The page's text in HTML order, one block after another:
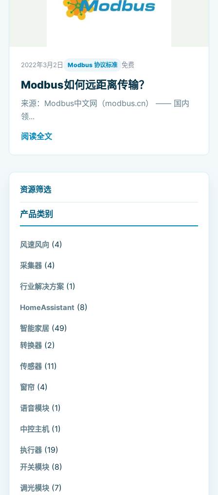
2022年3月2日 Modbus 协议标准 免费
Modbus如何远距离传输？
来源：Modbus中文网（modbus.cn） —— 国内
领...
阅读全文
资源筛选
产品类别
风速风向 (4)
采集器 (4)
行业解决方案 (1)
HomeAssistant (8)
智能家居 (49)
转换器 (2)
传感器 (11)
窗帘 (4)
语音模块 (1)
中控主机 (1)
执行器 (19)
开关模块 (8)
调光模块 (7)